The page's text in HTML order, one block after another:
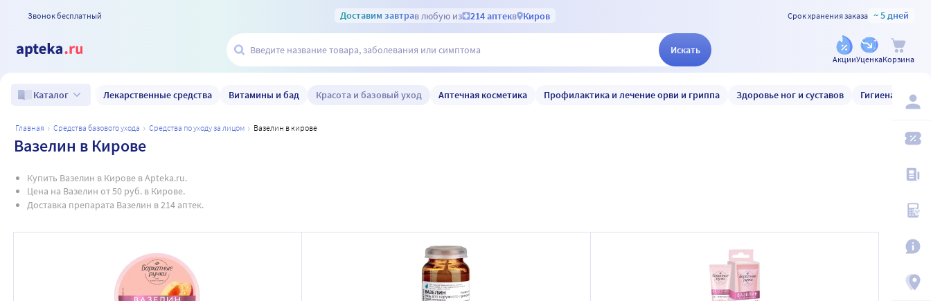
Звонок бесплатный Доставим завтрав любую из 214 аптекв Киров Срок хранения заказа ~ 5 дней
Искать
АкцииУценкаКорзина
Каталог Лекарственные средства Витамины и бад Красота и базовый уход Аптечная косметика Профилактика и лечение орви и гриппа Здоровье ног и суставов Гигиена и уход
главная средства базового ухода средства по уходу за лицом вазелин в кирове
Вазелин в Кирове
Купить Вазелин в Кирове в Apteka.ru.
Цена на Вазелин от 50 руб. в Кирове.
Доставка препарата Вазелин в 214 аптек.